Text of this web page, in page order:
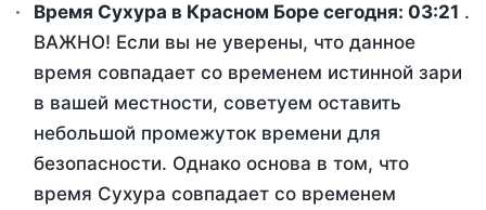
Время Сухура в Красном Боре сегодня: 03:21 .
ВАЖНО! Если вы не уверены, что данное
время совпадает со временем истинной зари
в вашей местности, советуем оставить
небольшой промежуток времени для
безопасности. Однако основа в том, что
время Сухура совпадает со временем